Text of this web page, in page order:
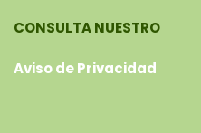
CONSULTA NUESTRO
Aviso de Privacidad